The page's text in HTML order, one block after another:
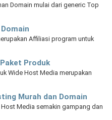
Domain mulai dari generic Top
Affiliasi program untuk
Produk
Wide Host Media merupakan
Murah dan Domain
Media semakin gampang dan